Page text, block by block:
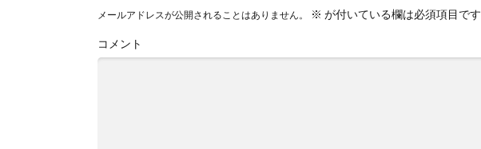
メールアドレスが公開されることはありません。 ※ が付いている欄は必須項目です
コメント